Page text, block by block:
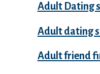
Adult Dating
Adult dating
Adult friend